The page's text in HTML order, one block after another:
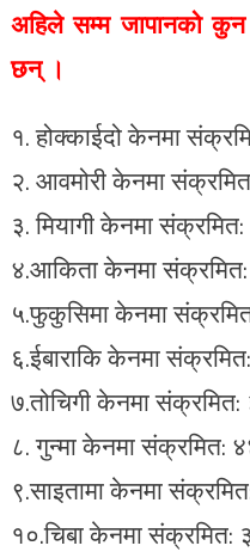
अहिले सम्म जापानकोकुन
छन् ।
१. होक्काईदो केनमा
२. आवमोरी केनमा
३. मियागी केनमा
४.आकिता केनमा
५.फुकुसिमा केनमा
६.ईबाराकि केनमा
७.तोचिगी केनमा
८. गुन्मा केनमा संक्रमित:
९.साइतामा केनमा
१०.चिबा केनमा संक्रमित: